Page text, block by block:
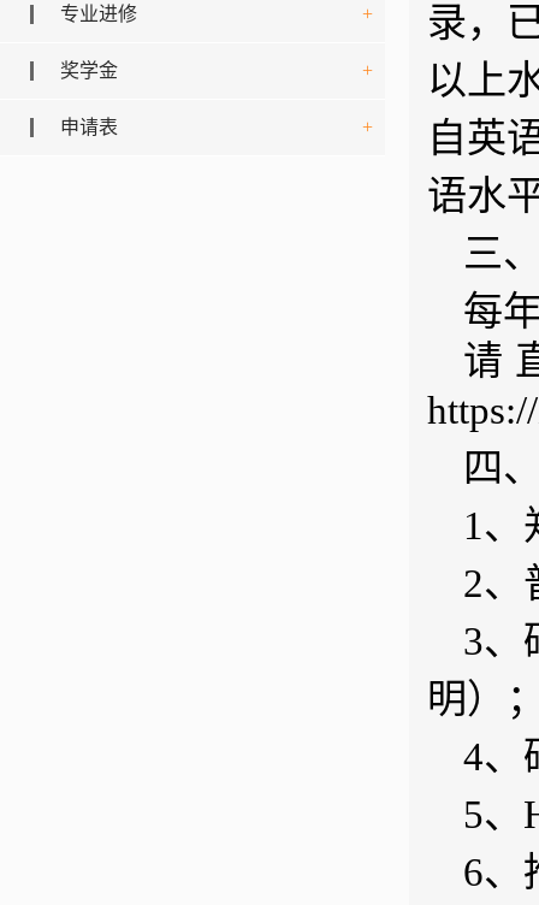
专业进修 +
奖学金 +
申请表 +
录，
以上
自英
语水
三
每
请
四
1、
2、
3、
明）
4、
5、
6、